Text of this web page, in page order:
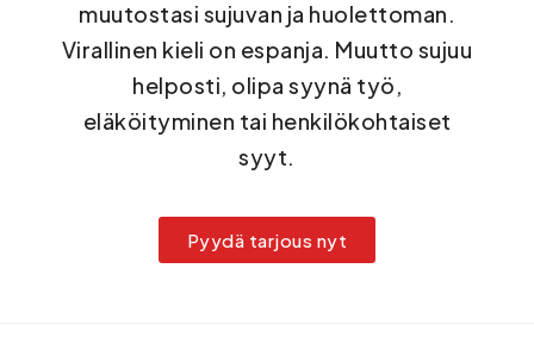
muutostasi sujuvan ja huolettoman.
Virallinen kieli on espanja. Muutto sujuu
helposti, olipa syynä työ,
eläköityminen tai henkilökohtaiset
syyt.
Pyydä tarjous nyt